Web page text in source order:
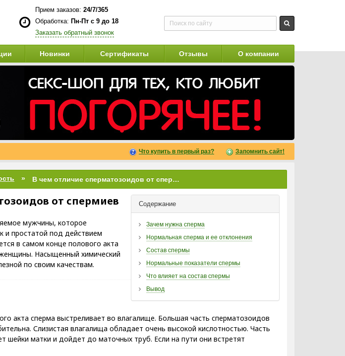
Прием заказов: 24/7/365
Обработка: Пн-Пт с 9 до 18
Заказать обратный звонок
Новинки Сертификаты Отзывы О компании
Что купить в первый раз? Запомнить сайт!
В чем отличие сперматозоидов от спермиев
Содержание
Зачем нужна сперма
Нормальная сперма и ее отклонения
Состав спермы
Нормальные показатели спермы
Что влияет на состав спермы
Вывод
от спермиев
мужчины, которое
и простатой под действием
в самом конце полового акта
Насыщенный химический
по своим качествам.
акта сперма выстреливает во влагалище. Большая часть сперматозоидов
Слизистая влагалища обладает очень высокой кислотностью. Часть
шейки матки и дойдет до маточных труб. Если на пути они встретят